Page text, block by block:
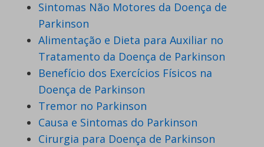
Sintomas Não Motores da Doença de
Parkinson
Alimentação e Dieta para Auxiliar no
Tratamento da Doença de Parkinson
Benefício dos Exercícios Físicos na
Doença de Parkinson
Tremor no Parkinson
Causa e Sintomas do Parkinson
Cirurgia para Doença de Parkinson